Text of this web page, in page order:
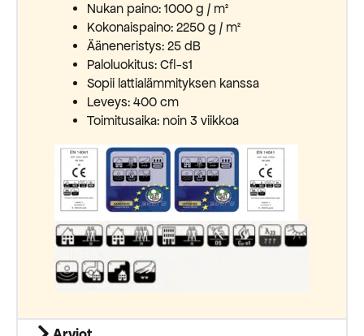
Nukan paino: 1000 g / m²
Kokonaispaino: 2250 g / m²
Ääneneristys: 25 dB
Paloluokitus: Cfl-s1
Sopii lattialämmityksen kanssa
Leveys: 400 cm
Toimitusaika: noin 3 viikkoa